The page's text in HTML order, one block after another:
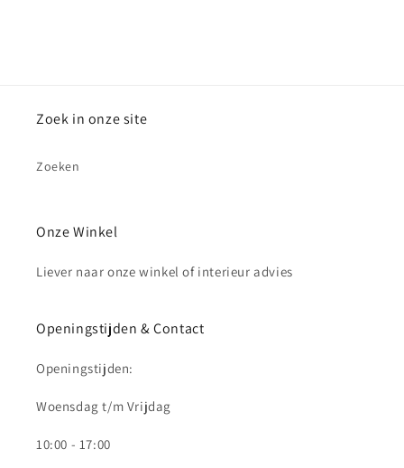
Zoek in onze site
Zoeken
Onze Winkel
Liever naar onze winkel of interieur advies
Openingstijden & Contact
Openingstijden:
Woensdag t/m Vrijdag
10:00 - 17:00